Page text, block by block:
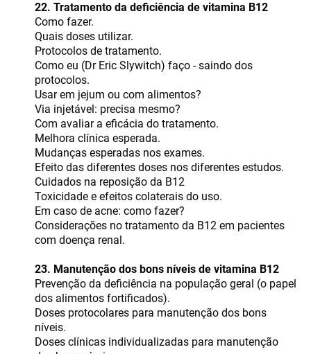
22. Tratamento da deficiência de vitamina B12
Como fazer.
Quais doses utilizar.
Protocolos de tratamento.
Como eu (Dr Eric Slywitch) faço - saindo dos
protocolos.
Usar em jejum ou com alimentos?
Via injetável: precisa mesmo?
Com avaliar a eficácia do tratamento.
Melhora clínica esperada.
Mudanças esperadas nos exames.
Efeito das diferentes doses nos diferentes estudos.
Cuidados na reposição da B12
Toxicidade e efeitos colaterais do uso.
Em caso de acne: como fazer?
Considerações no tratamento da B12 em pacientes
com doença renal.
23. Manutenção dos bons níveis de vitamina B12
Prevenção da deficiência na população geral (o papel
dos alimentos fortificados).
Doses protocolares para manutenção dos bons
níveis.
Doses clínicas individualizadas para manutenção